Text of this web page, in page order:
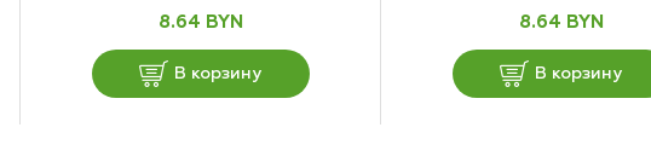
8.64 BYN
В корзину
8.64 BYN
В корзину